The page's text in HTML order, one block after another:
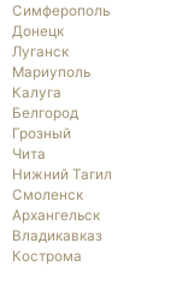
Симферополь
Донецк
Луганск
Мариуполь
Калуга
Белгород
Грозный
Чита
Нижний Тагил
Смоленск
Архангельск
Владикавказ
Кострома